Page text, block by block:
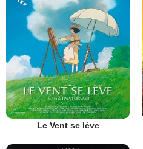
Le Vent se lève